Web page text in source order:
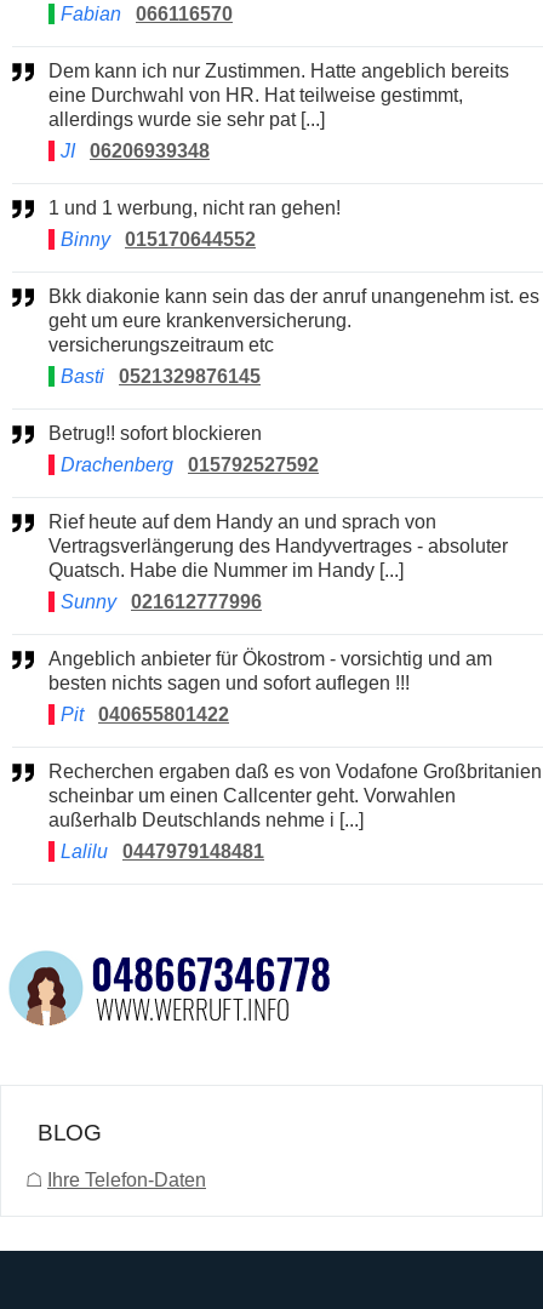
Fabian
066116570
Dem kann ich nur Zustimmen. Hatte angeblich bereits
eine Durchwahl von HR. Hat teilweise gestimmt,
allerdings wurde sie sehr pat [...]
JI
06206939348
1 und 1 werbung, nicht ran gehen!
Binny
015170644552
Bkk diakonie kann sein das der anruf unangenehm ist. es
geht um eure krankenversicherung.
versicherungszeitraum etc
Basti
0521329876145
Betrug!! sofort blockieren
Drachenberg
015792527592
Rief heute auf dem Handy an und sprach von
Vertragsverlängerung des Handyvertrages - absoluter
Quatsch. Habe die Nummer im Handy [...]
Sunny
021612777996
Angeblich anbieter für Ökostrom - vorsichtig und am
besten nichts sagen und sofort auflegen !!!
Pit
040655801422
Recherchen ergaben daß es von Vodafone Großbritanien
scheinbar um einen Callcenter geht. Vorwahlen
außerhalb Deutschlands nehme i [...]
Lalilu
0447979148481
BLOG
☖ Ihre Telefon-Daten